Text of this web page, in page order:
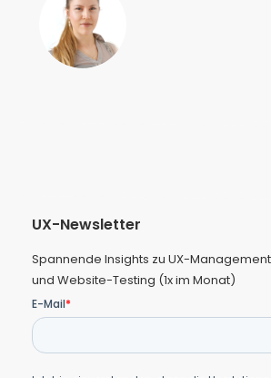
UX-Newsletter
Spannende Insights zu UX-
und Website-Testing (1x im Monat)